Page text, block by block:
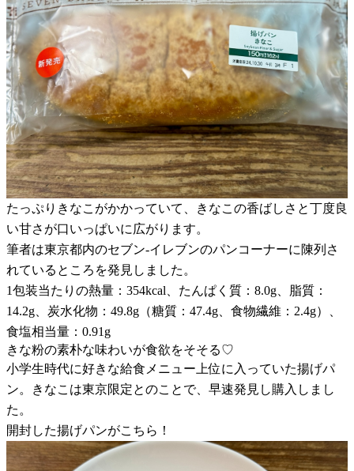
たっぷりきなこがかかっていて、きなこの香ばしさと丁度良
い甘さが口いっぱいに広がります。
筆者は東京都内のセブン-イレブンのパンコーナーに陳列さ
れているところを発見しました。
1包装当たりの熱量：354kcal、たんぱく質：8.0g、脂質：
14.2g、炭水化物：49.8g（糖質：47.4g、食物繊維：2.4g）、
食塩相当量：0.91g
きな粉の素朴な味わいが食欲をそそる♡
小学生時代に好きな給食メニュー上位に入っていた揚げパ
ン。きなこは東京限定とのことで、早速発見し購入しまし
た。
開封した揚げパンがこちら！